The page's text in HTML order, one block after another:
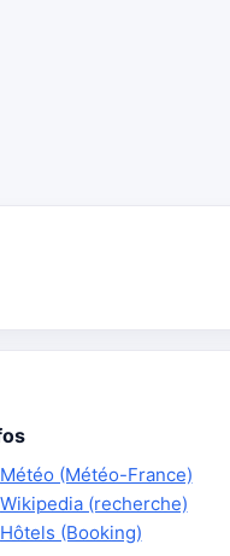
Météo (Météo-France)
Wikipedia (recherche)
Hôtels (Booking)